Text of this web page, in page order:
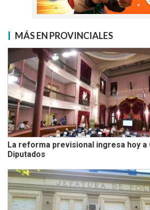
MÁS EN PROVINCIALES
La reforma previsional ingresa hoy a
Diputados